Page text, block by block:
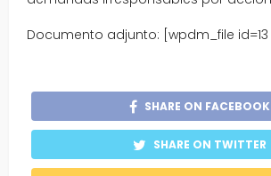
Documento adjunto: [wpdm_file id=13
SHARE ON FACEBOOK
SHARE ON TWITTER